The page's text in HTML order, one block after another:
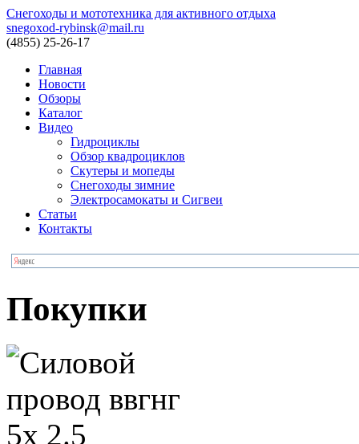
Снегоходы и мототехника для активного отдыха
snegoxod-rybinsk@mail.ru
(4855) 25-26-17
Главная
Новости
Обзоры
Каталог
Видео
Гидроциклы
Обзор квадроциклов
Скутеры и мопеды
Снегоходы зимние
Электросамокаты и Сигвеи
Статьи
Контакты
Покупки